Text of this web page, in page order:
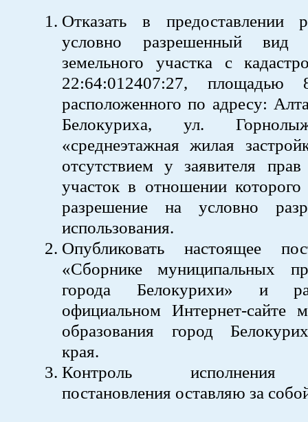
Отказать в предоставлении
условно разрешенный вид
земельного участка с
22:64:012407:27,
расположенного по адресу:
Белокуриха, ул.
«среднеэтажная жилая
отсутствием у заявителя
участок в отношении которого
разрешение на условно
использования.
Опубликовать настоящее
«Сборнике муниципальных
города Белокурихи» и
официальном Интернет-сайте
образования город
края.
Контроль исполнения
постановления оставляю за